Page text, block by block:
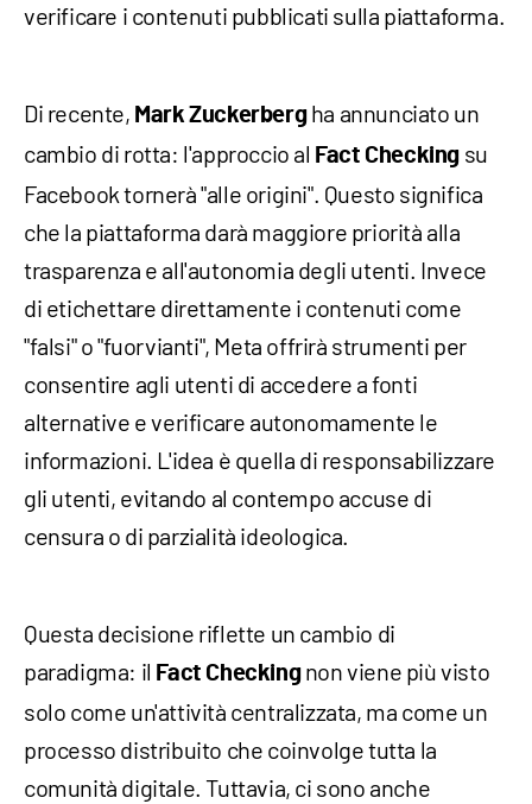
verificare i contenuti pubblicati sulla piattaforma.
Di recente, Mark Zuckerbergha annunciato un
cambio di rotta: l'approccio al Fact Checking su
Facebook tornerà "alle origini". Questo significa
che la piattaforma darà maggiore priorità alla
trasparenza e all'autonomia degli utenti. Invece
di etichettare direttamente i contenuti come
"falsi" o "fuorvianti", Meta offrirà strumenti per
consentire agli utenti di accedere a fonti
alternative e verificare autonomamente le
informazioni. L'idea è quella di responsabilizzare
gli utenti, evitando al contempo accuse di
censura o di parzialità ideologica.
Questa decisione riflette un cambio di
paradigma: il Fact Checkingnon viene più visto
solo come un'attività centralizzata, ma come un
processo distribuito che coinvolge tutta la
comunità digitale. Tuttavia, ci sono anche